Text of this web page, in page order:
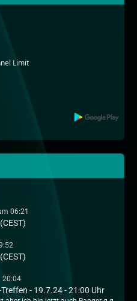
Limit
06:21
20:04
- 19.7.24 - 21:00 Uhr